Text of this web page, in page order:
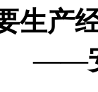
生产
——